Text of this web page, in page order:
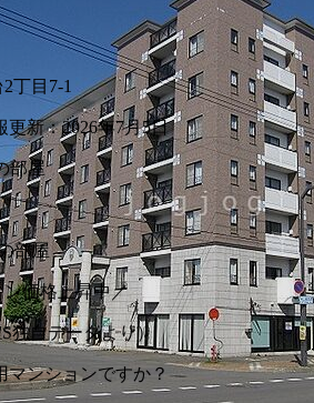
丁目7-1
更新：2026年7月5日
部屋
部屋
価格上昇中／
独自データより）
マンションですか？